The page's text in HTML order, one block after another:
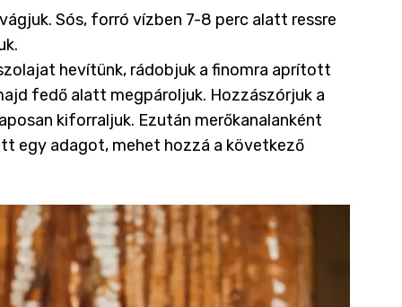
Sós, forró vízben 7-8 perc alatt ressre
hevítünk, rádobjuk a finomra aprított
fedő alatt megpároljuk. Hozzászórjuk a
kiforraljuk. Ezután merőkanalanként
egy adagot, mehet hozzá a következő